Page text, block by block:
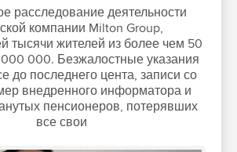
расследование деятельности
компании Milton Group,
тысячи жителей из более чем 50
000. Безжалостные указания
до последнего цента, записи со
внедренного информатора и
пенсионеров, потерявших
все свои